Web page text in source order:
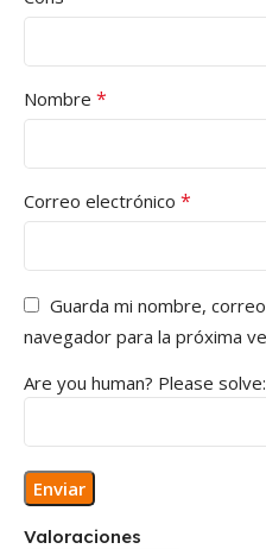
Valoraciones
Nombre *
Correo electrónico *
Guarda mi nombre,
navegador para la próxima
Are you human? Please solve: